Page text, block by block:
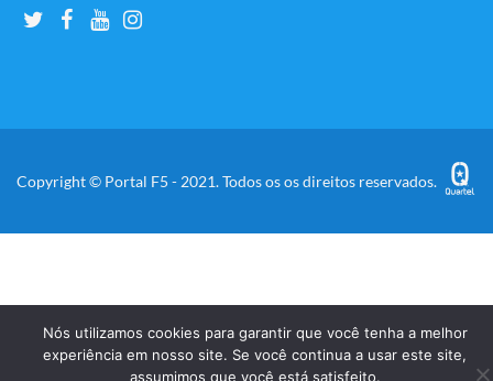
Copyright © Portal F5 - 2021. Todos os os direitos reservados.
Nós utilizamos cookies para garantir que você tenha a melhor
experiência em nosso site. Se você continua a usar este site,
assumimos que você está satisfeito.